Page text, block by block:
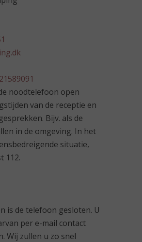
noodtelefoon open
van de receptie en
Bijv. als de
in de omgeving. In het
situatie,
112.
is de telefoon gesloten. U
per e-mail contact
Wij zullen u zo snel